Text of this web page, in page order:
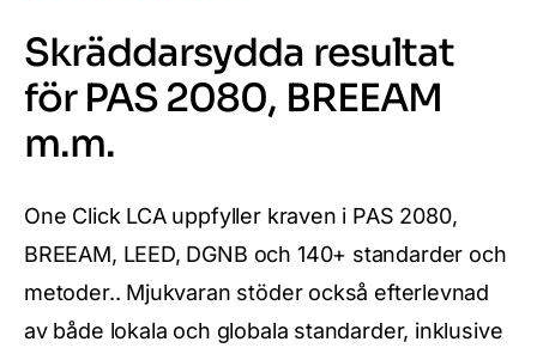
Skräddarsydda resultat
för PAS 2080, BREEAM
m.m.
One Click LCA uppfyller kraven i PAS 2080,
BREEAM, LEED, DGNB och 140+ standarder och
metoder.. Mjukvaran stöder också efterlevnad
av både lokala och globala standarder, inklusive